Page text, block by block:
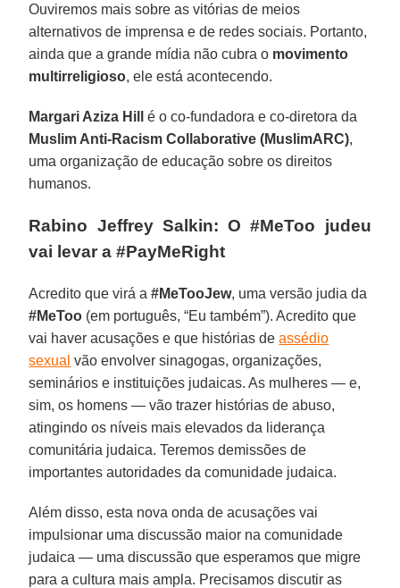
Ouviremos mais sobre as vitórias de meios
alternativos de imprensa e de redes sociais. Portanto,
ainda que a grande mídia não cubra o movimento
multirreligioso, ele está acontecendo.
Margari Aziza Hill
é o co-fundadora e co-diretora da
Muslim Anti-Racism Collaborative (MuslimARC),
uma organização de educação sobre os direitos
humanos.
Rabino Jeffrey Salkin: O #MeToo judeu
vai levar a #PayMeRight
Acredito que virá a#MeTooJew, uma versão judia da
#MeToo (em português, “Eu também”). Acredito que
vai haver acusações e que histórias deassédio
sexual vão envolver sinagogas, organizações,
seminários e instituições judaicas. As mulheres — e,
sim, os homens — vão trazer histórias de abuso,
atingindo os níveis mais elevados da liderança
comunitária judaica. Teremos demissões de
importantes autoridades da comunidade judaica.
Além disso, esta nova onda de acusações vai
impulsionar uma discussão maior na comunidade
judaica — uma discussão que esperamos que migre
para a cultura mais ampla. Precisamos discutir as